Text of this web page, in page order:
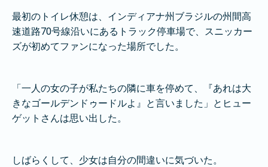
最初のトイレ休憩は、インディアナ州ブラジルの州間高
速道路70号線沿いにあるトラック停車場で、スニッカー
ズが初めてファンになった場所でした。
「一人の女の子が私たちの隣に車を停めて、『あれは大
きなゴールデンドゥードルよ』と言いました」とヒュー
ゲットさんは思い出した。
しばらくして、少女は自分の間違いに気づいた。